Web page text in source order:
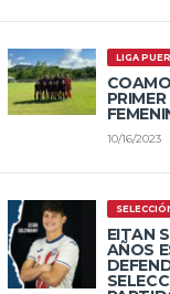
LIGA
10/16/2023
EITAN
AÑOS